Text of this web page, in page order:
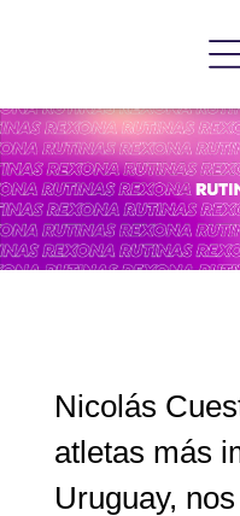
Nicolás
atletas más
Uruguay,